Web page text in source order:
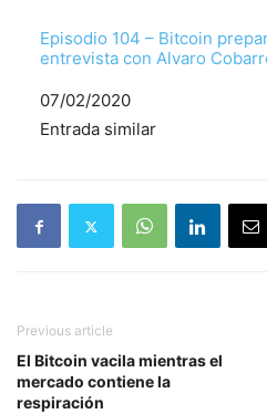
Episodio 104 – Bitcoin
entrevista con Alvaro
Fecha
07/02/2020
Respecto a
Entrada similar
Previous article
El Bitcoin vacila mientras el
mercado contiene la
respiración